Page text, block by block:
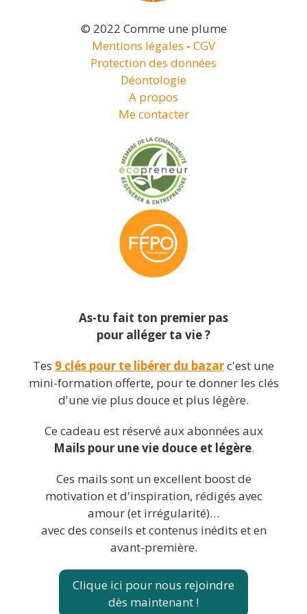
© 2022 Comme une plume
Mentions légales - CGV
Protection des données
Déontologie
A propos
Me contacter
As-tu fait ton premier pas
pour alléger ta vie ?
Tes 9 clés pour te libérer du bazarc'est une
mini-formation offerte, pour te donner les clés
d'une vie plus douce et plus légère.
Ce cadeau est réservé aux abonnées aux
Mails pour une vie douce et légère.
Ces mails sont un excellent boost de
motivation et d'inspiration, rédigés avec
amour (et irrégularité)…
avec des conseils et contenus inédits et en
avant-première.
Clique ici pour nous rejoindre
dès maintenant !